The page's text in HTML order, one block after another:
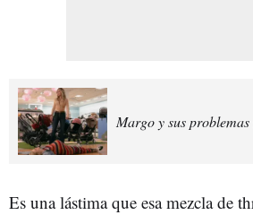
Margo y sus
Es una lástima que esa mezcla de